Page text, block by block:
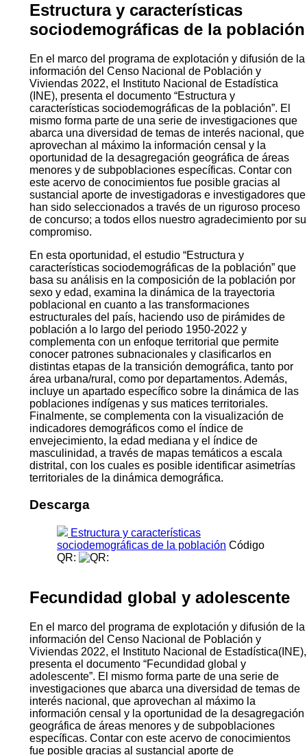
Estructura y características
sociodemográficas de la población
En el marco del programa de explotación y difusión de la
información del Censo Nacional de Población y
Viviendas 2022, el Instituto Nacional de Estadística
(INE), presenta el documento “Estructura y
características sociodemográficas de la población”. El
mismo forma parte de una serie de investigaciones que
abarca una diversidad de temas de interés nacional, que
aprovechan al máximo la información censal y la
oportunidad de la desagregación geográfica de áreas
menores y de subpoblaciones específicas. Contar con
este acervo de conocimientos fue posible gracias al
sustancial aporte de investigadoras e investigadores que
han sido seleccionados a través de un riguroso proceso
de concurso; a todos ellos nuestro agradecimiento por su
compromiso.
En esta oportunidad, el estudio “Estructura y
características sociodemográficas de la población” que
basa su análisis en la composición de la población por
sexo y edad, examina la dinámica de la trayectoria
poblacional en cuanto a las transformaciones
estructurales del país, haciendo uso de pirámides de
población a lo largo del periodo 1950-2022 y
complementa con un enfoque territorial que permite
conocer patrones subnacionales y clasificarlos en
distintas etapas de la transición demográfica, tanto por
área urbana/rural, como por departamentos. Además,
incluye un apartado específico sobre la dinámica de las
poblaciones indígenas y sus matices territoriales.
Finalmente, se complementa con la visualización de
indicadores demográficos como el índice de
envejecimiento, la edad mediana y el índice de
masculinidad, a través de mapas temáticos a escala
distrital, con los cuales es posible identificar asimetrías
territoriales de la dinámica demográfica.
Descarga
Estructura y características
sociodemográficas de la población Código
QR:
Fecundidad global y adolescente
En el marco del programa de explotación y difusión de la
información del Censo Nacional de Población y
Viviendas 2022, el Instituto Nacional de Estadística(INE),
presenta el documento “Fecundidad global y
adolescente”. El mismo forma parte de una serie de
investigaciones que abarca una diversidad de temas de
interés nacional, que aprovechan al máximo la
información censal y la oportunidad de la desagregación
geográfica de áreas menores y de subpoblaciones
específicas. Contar con este acervo de conocimientos
fue posible gracias al sustancial aporte de